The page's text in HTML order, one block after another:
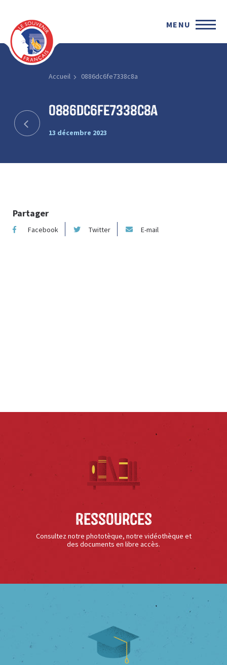
MENU
Accueil 0886dc6fe7338c8a
0886dc6fe7338c8a
13 décembre 2023
Partager
Facebook Twitter E-mail
Ressources
Consultez notre phototèque, notre vidéothèque et
des documents en libre accès.